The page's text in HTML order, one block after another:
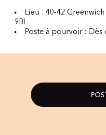
Lieu : 40-42
9BL
Poste à pourvoir : Dès